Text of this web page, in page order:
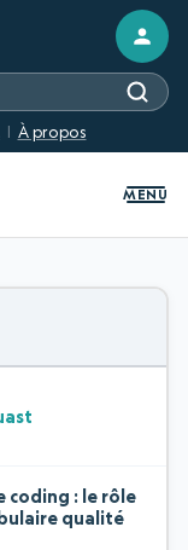
À propos
MENU
coding : le rôle
qualité